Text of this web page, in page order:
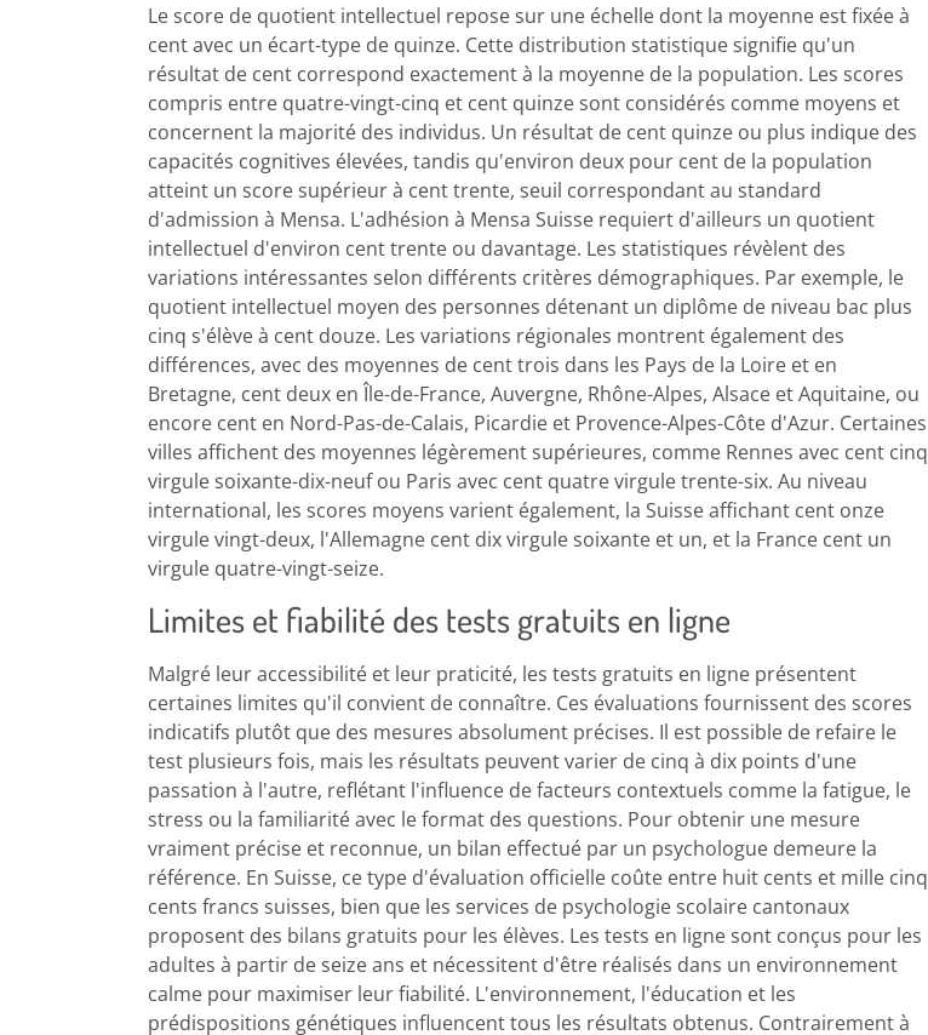
Le score de quotient intellectuel repose sur une échelle dont la moyenne est fixée à
cent avec un écart-type de quinze. Cette distribution statistique signifie qu'un
résultat de cent correspond exactement à la moyenne de la population. Les scores
compris entre quatre-vingt-cinq et cent quinze sont considérés comme moyens et
concernent la majorité des individus. Un résultat de cent quinze ou plus indique des
capacités cognitives élevées, tandis qu'environ deux pour cent de la population
atteint un score supérieur à cent trente, seuil correspondant au standard
d'admission à Mensa. L'adhésion à Mensa Suisse requiert d'ailleurs un quotient
intellectuel d'environ cent trente ou davantage. Les statistiques révèlent des
variations intéressantes selon différents critères démographiques. Par exemple, le
quotient intellectuel moyen des personnes détenant un diplôme de niveau bac plus
cinq s'élève à cent douze. Les variations régionales montrent également des
différences, avec des moyennes de cent trois dans les Pays de la Loire et en
Bretagne, cent deux en Île-de-France, Auvergne, Rhône-Alpes, Alsace et Aquitaine, ou
encore cent en Nord-Pas-de-Calais, Picardie et Provence-Alpes-Côte d'Azur. Certaines
villes affichent des moyennes légèrement supérieures, comme Rennes avec cent cinq
virgule soixante-dix-neuf ou Paris avec cent quatre virgule trente-six. Au niveau
international, les scores moyens varient également, la Suisse affichant cent onze
virgule vingt-deux, l'Allemagne cent dix virgule soixante et un, et la France cent un
virgule quatre-vingt-seize.
Limites et fiabilité des tests gratuits en ligne
Malgré leur accessibilité et leur praticité, les tests gratuits en ligne présentent
certaines limites qu'il convient de connaître. Ces évaluations fournissent des scores
indicatifs plutôt que des mesures absolument précises. Il est possible de refaire le
test plusieurs fois, mais les résultats peuvent varier de cinq à dix points d'une
passation à l'autre, reflétant l'influence de facteurs contextuels comme la fatigue, le
stress ou la familiarité avec le format des questions. Pour obtenir une mesure
vraiment précise et reconnue, un bilan effectué par un psychologue demeure la
référence. En Suisse, ce type d'évaluation officielle coûte entre huit cents et mille cinq
cents francs suisses, bien que les services de psychologie scolaire cantonaux
proposent des bilans gratuits pour les élèves. Les tests en ligne sont conçus pour les
adultes à partir de seize ans et nécessitent d'être réalisés dans un environnement
calme pour maximiser leur fiabilité. L'environnement, l'éducation et les
prédispositions génétiques influencent tous les résultats obtenus. Contrairement à